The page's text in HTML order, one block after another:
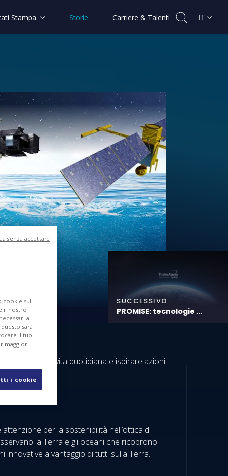
Stampa Storie Carriere & Talenti IT
SUCCESSIVO
PROMISE: tecnologie ...
nella nostra vita quotidiana e ispirare azioni
per la sostenibilità nell’ottica di
la Terra e gli oceani che ricoprono
a vantaggio di tutti sulla Terra.
cookie sul
il nostro
al
sarà
il tuo
maggiori
i cookie
senza accettare